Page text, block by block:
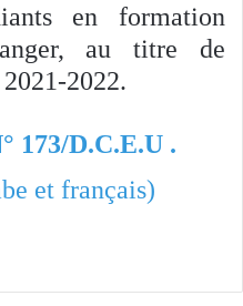
en formation
au titre de
2022.
173/D.C.E.U .
et français)